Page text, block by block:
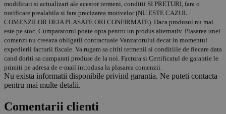
modificari si actualizari ale acestor termeni, conditii SI PRETURI, fara o
notificare prealabila si fara precizarea motivelor (NU ESTE CAZUL
COMENZILOR DEJA PLASATE ORI CONFIRMATE). Daca produsul nu mai
este pe stoc, Cumparatorul poate opta pentru un produs alternativ. Plasarea unei
comenzi nu creeaza obligatii contractuale Vanzatorului decat in momentul
expedierii facturii fiscale. Va rugam sa cititi termenii si conditiile de fiecare data
cand doriti sa cumparati produse de la noi. Factura si Certificatul de garantie le
primiti pe adresa de e-mail introdusa la plasarea comenzii.
Nu exista informatii disponibile privind garantia. Ne puteti contacta
pentru mai multe detalii.
Comentarii clienti